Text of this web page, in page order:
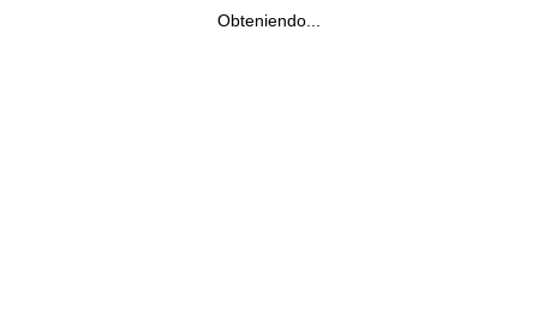
Obteniendo...